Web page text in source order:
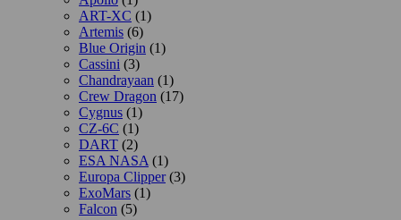
ART-XC (1)
Artemis (6)
Blue Origin (1)
Cassini (3)
Chandrayaan (1)
Crew Dragon (17)
Cygnus (1)
CZ-6C (1)
DART (2)
ESA NASA (1)
Europa Clipper(3)
ExoMars (1)
Falcon (5)